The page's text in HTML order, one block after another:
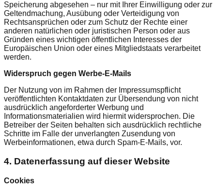
Speicherung abgesehen – nur mit Ihrer Einwilligung oder zur
Geltendmachung, Ausübung oder Verteidigung von
Rechtsansprüchen oder zum Schutz der Rechte einer
anderen natürlichen oder juristischen Person oder aus
Gründen eines wichtigen öffentlichen Interesses der
Europäischen Union oder eines Mitgliedstaats verarbeitet
werden.
Widerspruch gegen Werbe-E-Mails
Der Nutzung von im Rahmen der Impressumspflicht
veröffentlichten Kontaktdaten zur Übersendung von nicht
ausdrücklich angeforderter Werbung und
Informationsmaterialien wird hiermit widersprochen. Die
Betreiber der Seiten behalten sich ausdrücklich rechtliche
Schritte im Falle der unverlangten Zusendung von
Werbeinformationen, etwa durch Spam-E-Mails, vor.
4. Datenerfassung auf dieser Website
Cookies